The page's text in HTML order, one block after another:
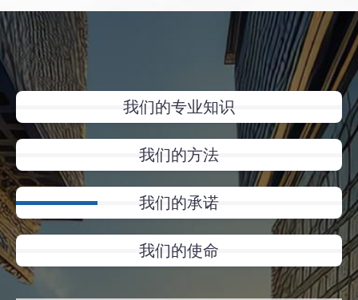
我们的专业知识
我们的方法
我们的承诺
我们的使命